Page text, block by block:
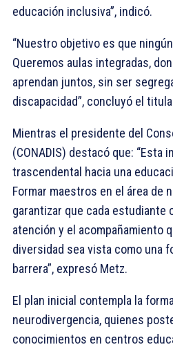
educación inclusiva”, indicó.
“Nuestro objetivo es que
Queremos aulas integradas,
aprendan juntos, sin ser
discapacidad”, concluyó el
Mientras el presidente del
(CONADIS) destacó que: “Esta
trascendental hacia una
Formar maestros en el área de
garantizar que cada estudiante
atención y el acompañamiento
diversidad sea vista como una
barrera”, expresó Metz.
El plan inicial contempla la
neurodivergencia, quienes
conocimientos en centros